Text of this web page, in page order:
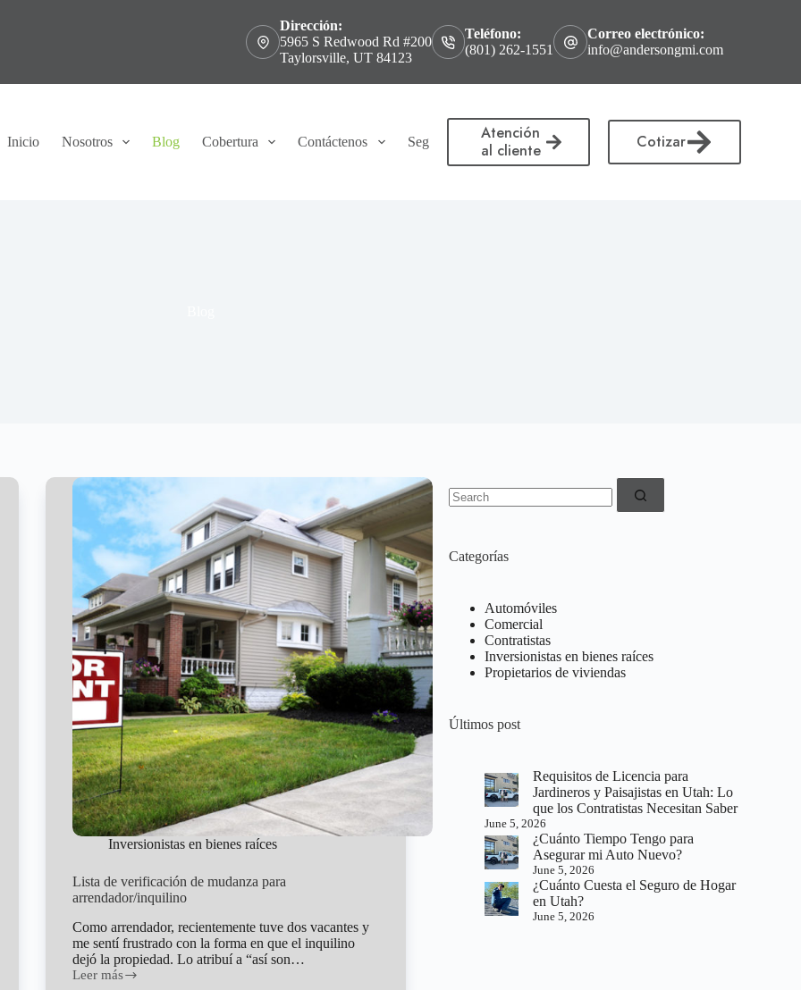
Dirección:
5965 S Redwood Rd #200
Taylorsville, UT 84123
Teléfono:
(801) 262-1551
Correo electrónico:
info@andersongmi.com
Inicio Nosotros Blog Cobertura Contáctenos Seguro para Servicio de poda y corte de árboles en Utah
Atención
al cliente
Cotizar
Inversionistas en bienes raíces
Lista de verificación de mudanza para
arrendador/inquilino
Como arrendador, recientemente tuve dos vacantes y
me sentí frustrado con la forma en que el inquilino
dejó la propiedad. Lo atribuí a “así son…
Leer más
Lista
results
Categorías
Automóviles
Comercial
Contratistas
Inversionistas en bienes raíces
Propietarios de viviendas
Últimos post
Requisitos de Licencia para
Jardineros y Paisajistas en Utah: Lo
que los Contratistas Necesitan Saber
June 5, 2026
¿Cuánto Tiempo Tengo para
Asegurar mi Auto Nuevo?
June 5, 2026
¿Cuánto Cuesta el Seguro de Hogar
en Utah?
June 5, 2026